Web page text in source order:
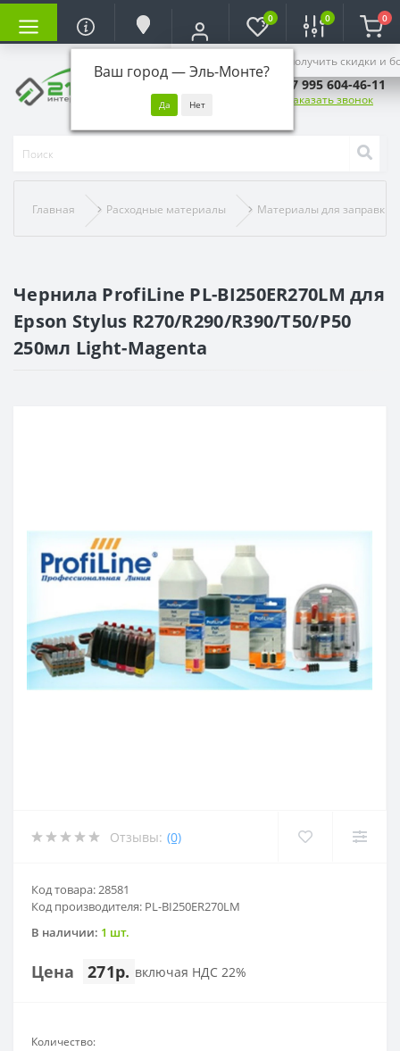
Ваш город —Эль-Монте?
Войдите, чтобы получить скидки и
0 0 0
+7 995 604-46-11
Заказать звонок
Главная Расходные материалы Материалы для заправки
Чернила ProfiLine PL-BI250ER270LM для
Epson Stylus R270/R290/R390/T50/P50
250мл Light-Magenta
Отзывы: (0)
Код товара: 28581
Код производителя: PL-BI250ER270LM
В наличии: 1 шт.
Цена 271р. включая НДС 22%
Количество: